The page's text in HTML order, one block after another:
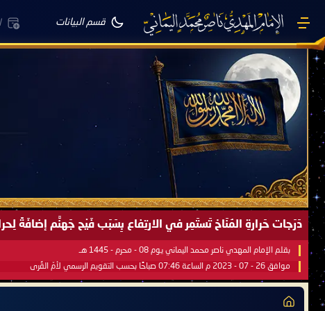
قسم البيانات
دَرَجات حَرارةِ المُنَاخ تَستَمِر في الارتِفاع بِسَبَب فَيْح جَهنَّم إضافَةً
بقلم الإمام المهدي ناصر محمد اليماني يوم 08 - محرم - 1445 هـ
موافق 26 - 07 - 2023 م الساعة 07:46 صباحًا بحسب التقويم الرسمي لأمّ القُرى